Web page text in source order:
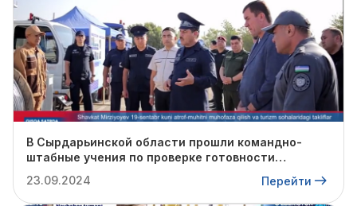
В Сырдарьинской области прошли командно-
штабные учения по проверке готовности
отопительному сезону.
23.09.2024 Перейти